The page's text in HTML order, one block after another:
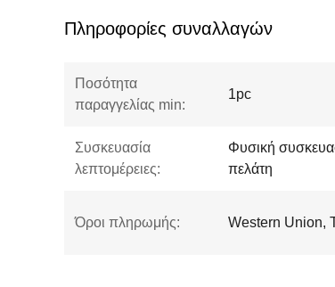
Πληροφορίες συναλλαγών
Ποσότητα
παραγγελίας min:
1pc
Συσκευασία
λεπτομέρειες:
Φυσική
πελάτη
Όροι πληρωμής: Western Union,